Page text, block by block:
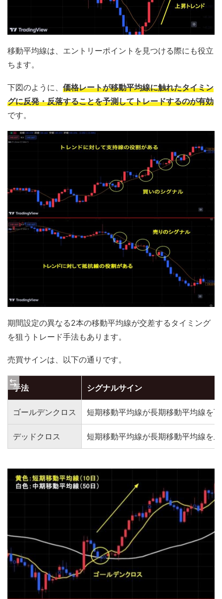
移動平均線は、エントリーポイントを見つける際にも役立
ちます。
下図のように、 価格レートが移動平均線に触れたタイミン
グに反発・反落することを予測してトレードするのが有効
です。
期間設定の異なる2本の移動平均線が交差するタイミング
を狙うトレード手法もあります。
売買サインは、以下の通りです。
手法 シグナルサイン
ゴールデンクロス 短期移動平均線が長期移動平均線を
デッドクロス 短期移動平均線が長期移動平均線を